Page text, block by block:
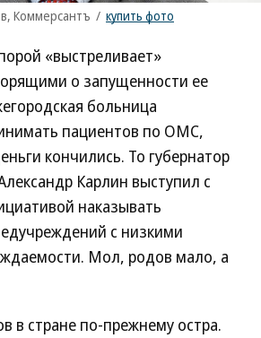
Коммерсантъ / купить фото
«выстреливает»
о запущенности ее
больница
пациентов по ОМС,
кончились. То губернатор
Карлин выступил с
наказывать
с низкими
Мол, родов мало, а
в стране по-прежнему остра.